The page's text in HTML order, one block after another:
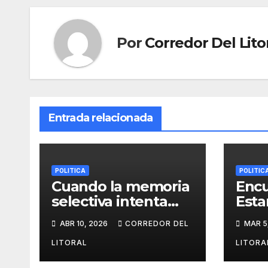
Por Corredor Del
Entrada relacionada
POLITICA
Cuando la memoria
selectiva intenta
denuncia
ABR 10, 2026 CORREDOR DEL
LITORAL
Dr.
MAR